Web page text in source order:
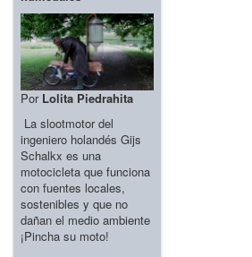
Por Lolita Piedrahita
La slootmotor del
ingeniero holandés Gijs
Schalkx es una
motocicleta que funciona
con fuentes locales,
sostenibles y que no
dañan el medio ambiente
¡Pincha su moto!